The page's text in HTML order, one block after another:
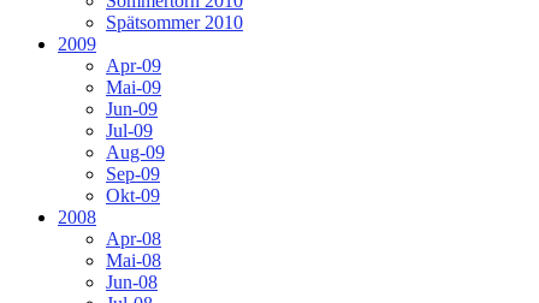
Spätsommer 2010
2009
Apr-09
Mai-09
Jun-09
Jul-09
Aug-09
Sep-09
Okt-09
2008
Apr-08
Mai-08
Jun-08